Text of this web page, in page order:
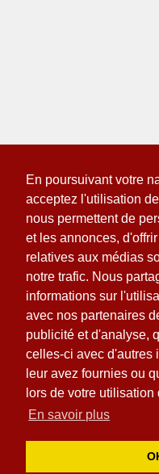
En poursuivant votre
acceptez l'utilisation
nous permettent de
et les annonces,
relatives aux médias
notre trafic. Nous
informations sur
avec nos partenaires
publicité et d'analyse,
celles-ci avec d'autres
leur avez fournies ou
lors de votre
En savoir plus